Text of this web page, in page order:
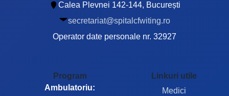
Calea Plevnei 142-144, București
secretariat@spitalcfwiting.ro
Operator date personale nr. 32927
Program
Ambulatoriu:
Linkuri utile
Medici